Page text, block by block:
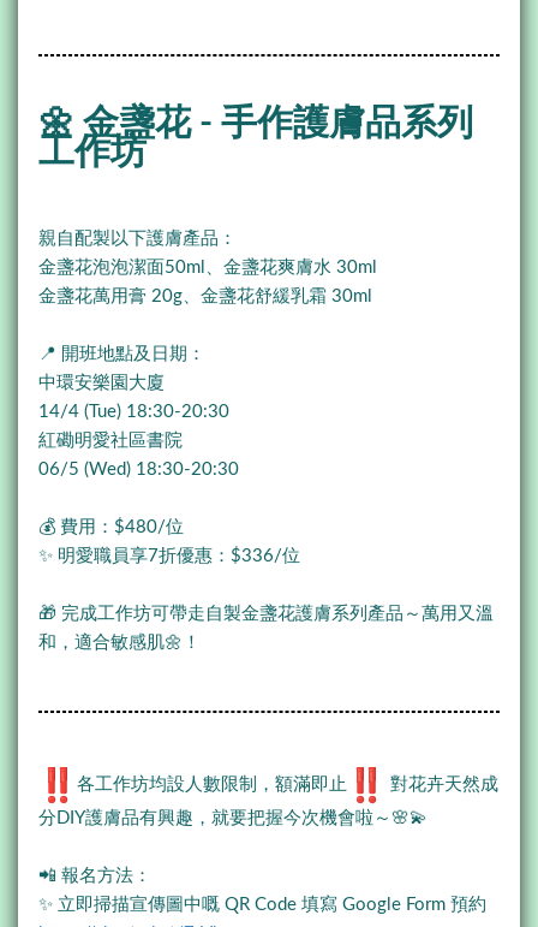
🌼 金盞花 - 手作護膚品系列
工作坊
親自配製以下護膚產品：
金盞花泡泡潔面50ml、金盞花爽膚水 30ml
金盞花萬用膏 20g、金盞花舒緩乳霜 30ml
📍 開班地點及日期：
中環安樂園大廈
14/4 (Tue) 18:30-20:30
紅磡明愛社區書院
06/5 (Wed) 18:30-20:30
💰 費用：$480/位
✨ 明愛職員享7折優惠：$336/位
🎁 完成工作坊可帶走自製金盞花護膚系列產品～萬用又溫
和，適合敏感肌🌼！
各工作坊均設人數限制，額滿即止
對花卉天然成
分DIY護膚品有興趣，就要把握今次機會啦～🌸💫
📲 報名方法：
✨ 立即掃描宣傳圖中嘅 QR Code 填寫 Google Form 預約